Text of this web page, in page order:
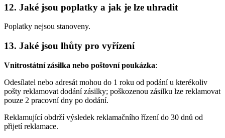
12. Jaké jsou poplatky a jak je lze uhradit
Poplatky nejsou stanoveny.
13. Jaké jsou lhůty pro vyřízení
Vnitrostátní zásilka nebo poštovní poukázka:
Odesílatel nebo adresát mohou do 1 roku od podání u kterékoliv
pošty reklamovat dodání zásilky; poškozenou zásilku lze reklamovat
pouze 2 pracovní dny po dodání.
Reklamující obdrží výsledek reklamačního řízení do 30 dnů od
přijetí reklamace.